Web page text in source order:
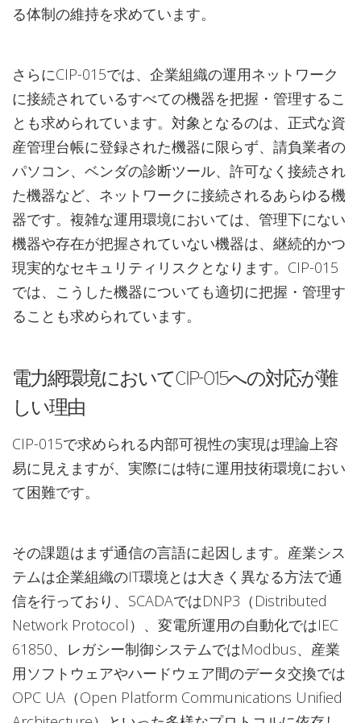
る体制の維持を求めています。
さらにCIP-015では、企業組織の運用ネットワーク
に接続されているすべての機器を把握・管理するこ
とも求められています。対象となるのは、正式な資
産管理台帳に登録された機器に限らず、請負業者の
パソコン、ベンダの診断ツール、許可なく接続され
た機器など、ネットワークに接続されるあらゆる機
器です。複雑な運用環境においては、管理下にない
機器や存在が把握されていない機器は、継続的かつ
現実的なセキュリティリスクとなります。CIP-015
では、こうした機器についても適切に把握・管理す
ることも求められています。
電力網環境においてCIP-015への対応が難
しい理由
CIP-015で求められる内部可視性の実現は理論上容
易に見えますが、実際には特に運用技術環境におい
て困難です。
その課題はまず通信の言語に起因します。産業シス
テムは企業組織のIT環境とは大きく異なる方法で通
信を行っており、SCADAではDNP3（Distributed
Network Protocol）、変電所運用の自動化ではIEC
61850、レガシー制御システムではModbus、産業
用ソフトウェアやハードウェア間のデータ交換では
OPC UA（Open Platform Communications Unified